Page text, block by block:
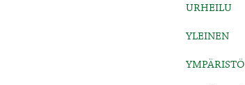
URHEILU
YLEINEN
YMPÄRISTÖ